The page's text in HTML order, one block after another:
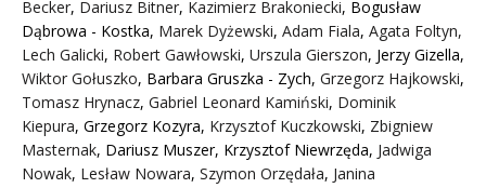
Becker, Dariusz Bitner, Kazimierz Brakoniecki, Bogusław
Dąbrowa - Kostka, Marek Dyżewski, Adam Fiala, Agata Foltyn,
Lech Galicki, Robert Gawłowski, Urszula Gierszon, Jerzy Gizella,
Wiktor Gołuszko, Barbara Gruszka - Zych, Grzegorz Hajkowski,
Tomasz Hrynacz, Gabriel Leonard Kamiński, Dominik
Kiepura, Grzegorz Kozyra, Krzysztof Kuczkowski, Zbigniew
Masternak, Dariusz Muszer, Krzysztof Niewrzęda, Jadwiga
Nowak, Lesław Nowara, Szymon Orzędała, Janina